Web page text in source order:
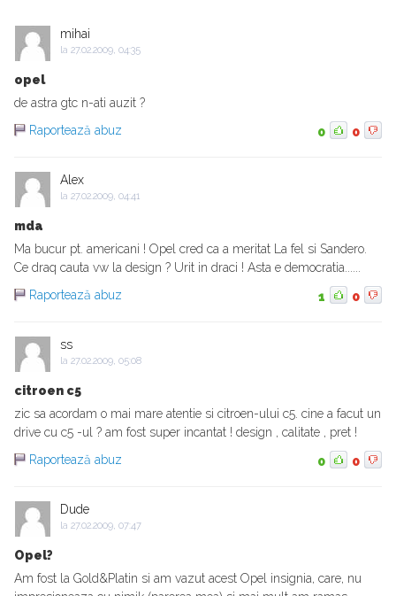
mihai
la 27.02.2009, 04:35
opel
de astra gtc n-ati auzit ?
Raportează abuz
0 0
Alex
la 27.02.2009, 04:41
mda
Ma bucur pt. americani ! Opel cred ca a meritat La fel si Sandero.
Ce draq cauta vw la design ? Urit in draci ! Asta e democratia......
Raportează abuz
1 0
ss
la 27.02.2009, 05:08
citroen c5
zic sa acordam o mai mare atentie si citroen-ului c5. cine a facut un
drive cu c5 -ul ? am fost super incantat ! design , calitate , pret !
Raportează abuz
0 0
Dude
la 27.02.2009, 07:47
Opel?
Am fost la Gold&Platin si am vazut acest Opel insignia, care, nu